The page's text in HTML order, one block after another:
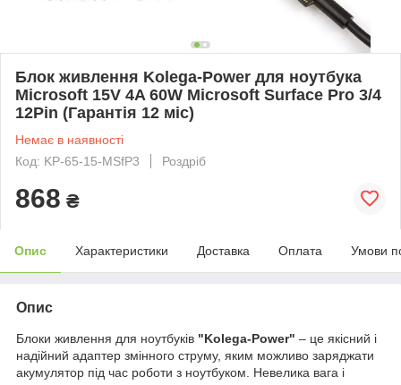
Блок живлення Kolega-Power для ноутбука
Microsoft 15V 4A 60W Microsoft Surface Pro 3/4
12Pin (Гарантія 12 міс)
Немає в наявності
Код: KP-65-15-MSfP3
Роздріб
868 ₴
Опис Характеристики Доставка Оплата Умови
Опис
Блоки живлення для ноутбуків "Kolega-Power" – це якісний і
надійний адаптер змінного струму, яким можливо заряджати
акумулятор під час роботи з ноутбуком. Невелика вага і